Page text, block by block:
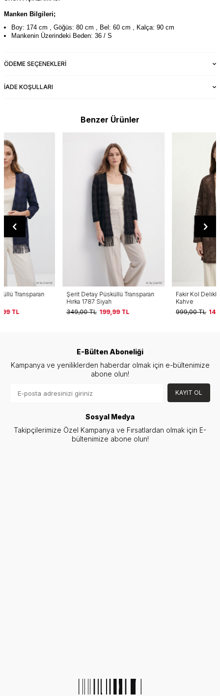
Manken Bilgileri;
Boy: 174 cm , Göğüs: 80 cm , Bel: 60 cm , Kalça: 90 cm
Mankenin Üzerindeki Beden: 36 / S
ÖDEME SEÇENEKLERI
İADE KOŞULLARI
Benzer Ürünler
Şerit Detay Püsküllü Transparan
349,00
TL
Fakir Kol Delikli Dantel Hırka 1053
999,00
TL
E-Bülten Aboneliği
Kampanya ve yeniliklerden haberdar olmak için e-bültenimize
abone olun!
KAYIT OL
Sosyal Medya
Takipçilerimize Özel Kampanya ve Fırsatlardan olmak için E-
bültenimize abone olun!